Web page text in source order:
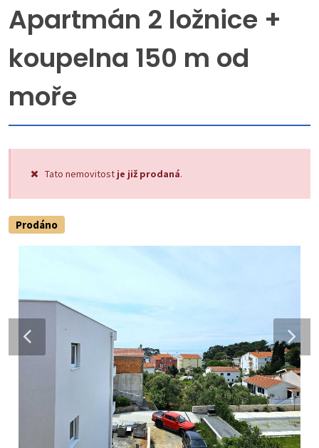
Apartmán 2 ložnice +
koupelna 150 m od
moře
Tato nemovitost je již prodaná.
Prodáno